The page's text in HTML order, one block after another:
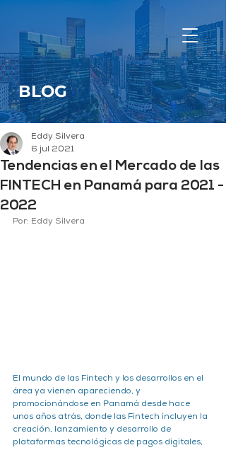
BLOG
Tendencias en el Mercado de las
FINTECH en Panamá para 2021 -
2022
Eddy Silvera
6 jul 2021
Por: Eddy Silvera
El mundo de las Fintech y los desarrollos en el
área ya vienen apareciendo, y
promocionándose en Panamá desde hace
unos años atrás, donde las Fintech incluyen la
creación, lanzamiento y desarrollo de
plataformas tecnológicas de pagos digitales,